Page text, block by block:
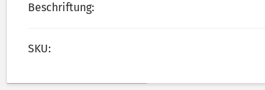
Beschriftung:
SKU: